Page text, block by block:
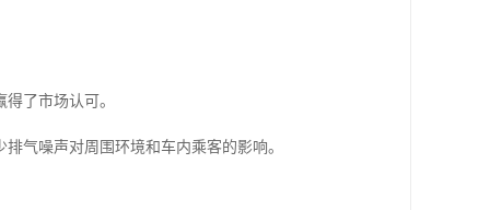
了市场认可。
气噪声对周围环境和车内乘客的影响。